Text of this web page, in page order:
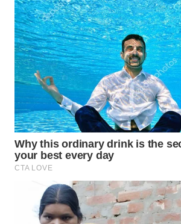
WN
DAIRI
WN
DANAU
TOBA
WN
NIAS
WN
LANGKAT
WN
TAPANULI